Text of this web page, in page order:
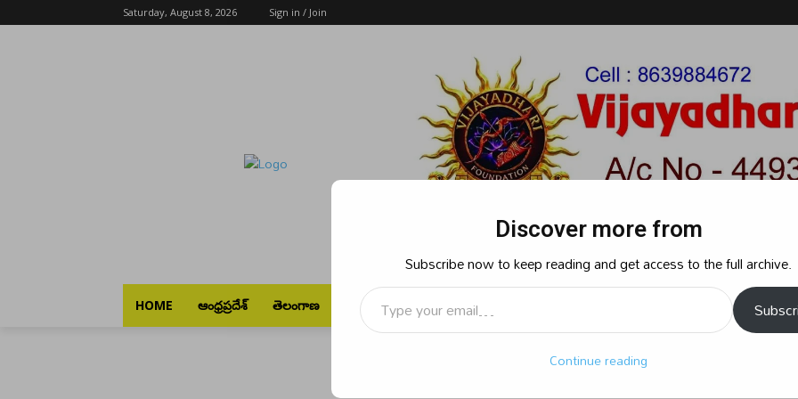
Saturday, August 8, 2026 Sign in / Join
HOME ఆంధ్రప్రదేశ్ తెలంగాణ భారత్ రాజకీయం క్రైమ్ బిజినెస్
Discover more from
Subscribe now to keep reading and get access to the full archive.
Type your email…
Continue reading